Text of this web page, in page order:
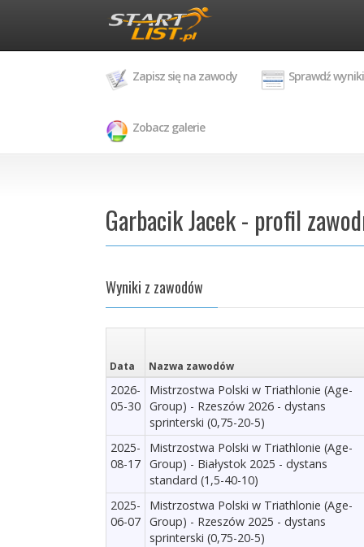
Zapisz się na zawody Sprawdź wyniki
Zobacz galerie
Garbacik Jacek - profil
Wyniki z zawodów
Data Nazwa zawodów
2026-
05-30
Mistrzostwa Polski w Triathlonie (Age-
Group) - Rzeszów 2026 - dystans
sprinterski (0,75-20-5)
2025-
08-17
Mistrzostwa Polski w Triathlonie (Age-
Group) - Białystok 2025 - dystans
standard (1,5-40-10)
2025-
06-07
Mistrzostwa Polski w Triathlonie (Age-
Group) - Rzeszów 2025 - dystans
sprinterski (0,75-20-5)